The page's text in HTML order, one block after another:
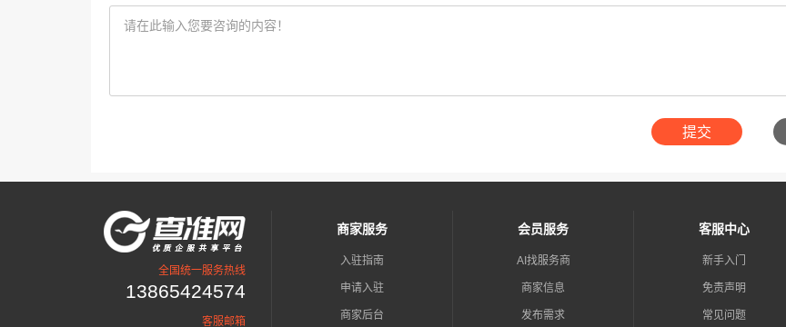
提交
全国统一服务热线
13865424574
客服邮箱
商家服务
入驻指南
申请入驻
商家后台
会员服务
AI找服务商
商家信息
发布需求
客服中心
新手入门
免责声明
常见问题